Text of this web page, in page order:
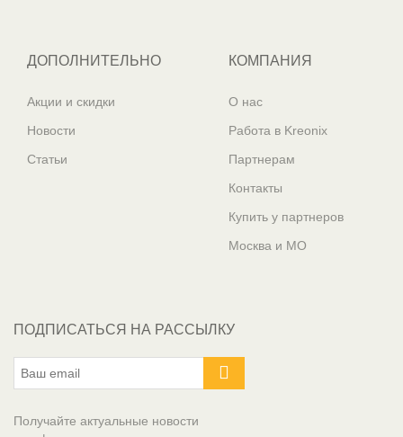
ДОПОЛНИТЕЛЬНО
Акции и скидки
Новости
Статьи
КОМПАНИЯ
О нас
Работа в Kreonix
Партнерам
Контакты
Купить у партнеров
Москва и МО
ПОДПИСАТЬСЯ НА РАССЫЛКУ
Получайте актуальные новости